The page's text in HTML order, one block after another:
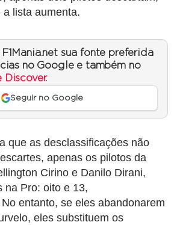
lista aumenta.
F1Mania.net sua fonte preferida
no Google e também no
Discover.
Seguir no Google
que as desclassificações não
apenas os pilotos da
Cirino e Danilo Dirani,
na Pro: oito e 13,
entanto, se eles abandonarem
eles substituem os